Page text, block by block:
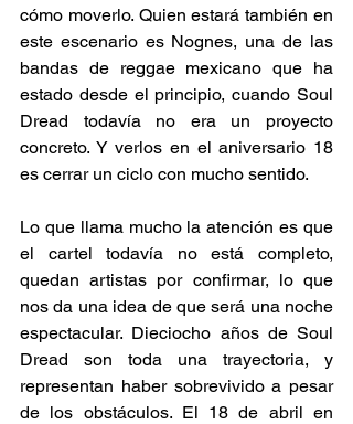
cómo moverlo. Quien estará también en
este escenario es Nognes, una de las
bandas de reggae mexicano que ha
estado desde el principio, cuando Soul
Dread todavía no era un proyecto
concreto. Y verlos en el aniversario 18
es cerrar un ciclo con mucho sentido.
Lo que llama mucho la atención es que
el cartel todavía no está completo,
quedan artistas por confirmar, lo que
nos da una idea de que será una noche
espectacular. Dieciocho años de Soul
Dread son toda una trayectoria, y
representan haber sobrevivido a pesar
de los obstáculos. El 18 de abril en